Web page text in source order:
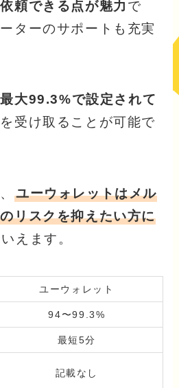
頼できる点が魅力 で
ターのサポートも充実
大99.3%で設定されて
受け取ることが可能で
ユーウォレットはメル
リスクを抑えたい方に
えます。
ユーウォレット
94〜99.3%
最短5分
記載なし